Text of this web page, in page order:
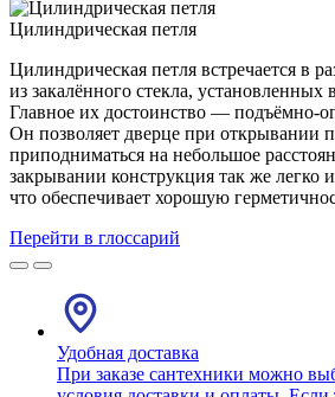
Цилиндрическая петля
Цилиндрическая петля встречается в
из закалённого стекла, установленных
Главное их достоинство — подъёмно-
Он позволяет дверце при открывании
приподниматься на небольшое
закрывании конструкция так же легко
что обеспечивает хорошую
Перейти в глоссарий
Удобная доставка
При заказе сантехники можно